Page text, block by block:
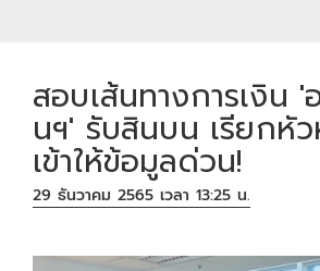
สอบเส้นทางการเงิน
นฯ' รับสินบน เรียกหั
เข้าให้ข้อมูลด่วน!
29 ธันวาคม 2565 เวลา 13:25 น.